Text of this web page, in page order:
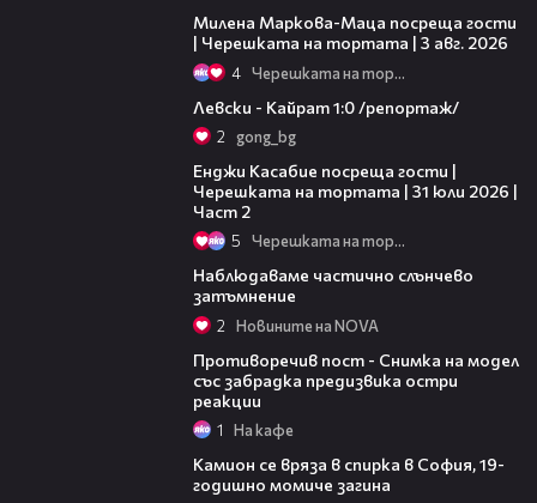
Милена Маркова-Маца посреща гости
| Черешката на тортата | 3 авг. 2026
4 Черешката на тортата
Левски - Кайрат 1:0 /репортаж/
2 gong_bg
Енджи Касабие посреща гости |
Черешката на тортата | 31 юли 2026 |
Част 2
5 Черешката на тортата
Наблюдаваме частично слънчево
затъмнение
2 Новините на NOVA
Противоречив пост - Снимка на модел
със забрадка предизвика остри
реакции
1 На кафе
Камион се вряза в спирка в София, 19-
годишно момиче загина